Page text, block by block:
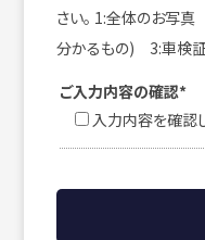
さい。 1:全体のお写
分かるもの) 3:車検
ご入力内容の確認*
入力内容を確認